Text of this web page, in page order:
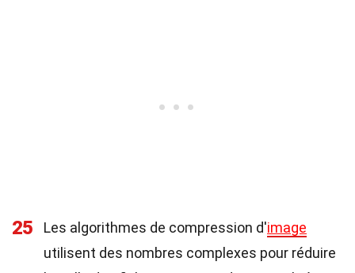
25 Les algorithmes de compression d'image
utilisent des nombres complexes pour réduire